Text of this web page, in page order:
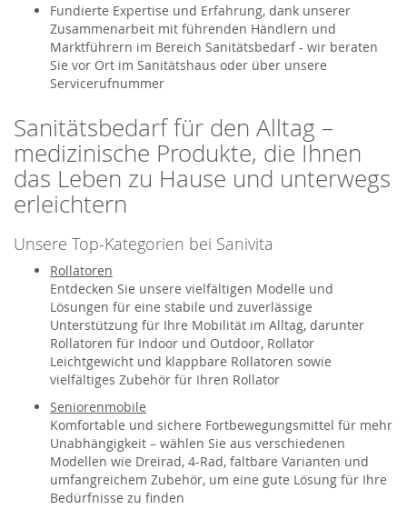
Fundierte Expertise und Erfahrung, dank unserer
Zusammenarbeit mit führenden Händlern und
Marktführern im Bereich Sanitätsbedarf - wir beraten
Sie vor Ort im Sanitätshaus oder über unsere
Servicerufnummer
Sanitätsbedarf für den Alltag –
medizinische Produkte, die Ihnen
das Leben zu Hause und unterwegs
erleichtern
Unsere Top-Kategorien bei Sanivita
Rollatoren
Entdecken Sie unsere vielfältigen Modelle und
Lösungen für eine stabile und zuverlässige
Unterstützung für Ihre Mobilität im Alltag, darunter
Rollatoren für Indoor und Outdoor, Rollator
Leichtgewicht und klappbare Rollatoren sowie
vielfältiges Zubehör für Ihren Rollator
Seniorenmobile
Komfortable und sichere Fortbewegungsmittel für mehr
Unabhängigkeit – wählen Sie aus verschiedenen
Modellen wie Dreirad, 4-Rad, faltbare Varianten und
umfangreichem Zubehör, um eine gute Lösung für Ihre
Bedürfnisse zu finden